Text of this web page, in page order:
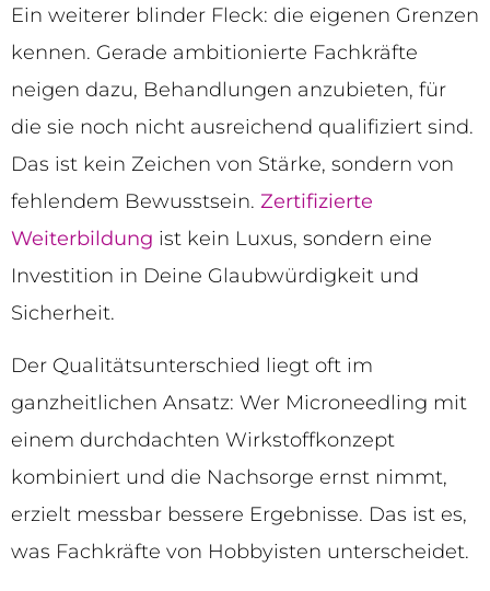
Ein weiterer blinder Fleck: die eigenen Grenzen
kennen. Gerade ambitionierte Fachkräfte
neigen dazu, Behandlungen anzubieten, für
die sie noch nicht ausreichend qualifiziert sind.
Das ist kein Zeichen von Stärke, sondern von
fehlendem Bewusstsein. Zertifizierte
Weiterbildung ist kein Luxus, sondern eine
Investition in Deine Glaubwürdigkeit und
Sicherheit.
Der Qualitätsunterschied liegt oft im
ganzheitlichen Ansatz: Wer Microneedling mit
einem durchdachten Wirkstoffkonzept
kombiniert und die Nachsorge ernst nimmt,
erzielt messbar bessere Ergebnisse. Das ist es,
was Fachkräfte von Hobbyisten unterscheidet.